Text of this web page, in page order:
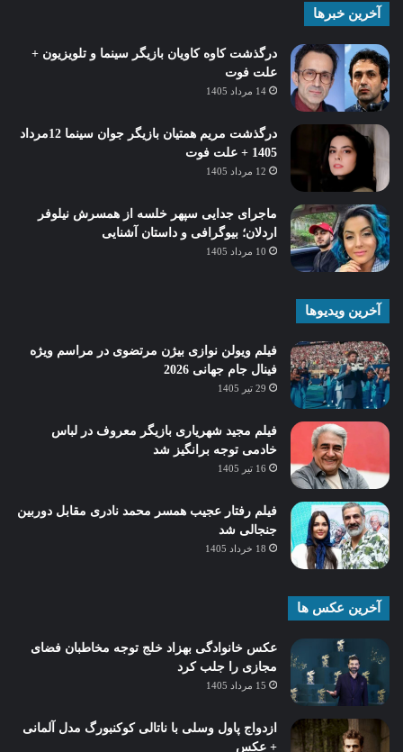
آخرین خبرها
درگذشت کاوه کاویان بازیگر سینما و تلویزیون +
علت فوت
14 مرداد 1405
درگذشت مریم همتیان بازیگر جوان سینما 12مرداد
1405 + علت فوت
12 مرداد 1405
ماجرای جدایی سپهر خلسه از همسرش نیلوفر
اردلان؛ بیوگرافی و داستان آشنایی
10 مرداد 1405
آخرین ویدیوها
فیلم ویولن نوازی بیژن مرتضوی در مراسم ویژه
فینال جام جهانی 2026
29 تیر 1405
فیلم مجید شهریاری بازیگر معروف در لباس
خادمی توجه برانگیز شد
16 تیر 1405
فیلم رفتار عجیب همسر محمد نادری مقابل دوربین
جنجالی شد
18 خرداد 1405
آخرین عکس ها
عکس خانوادگی بهزاد خلج توجه مخاطبان فضای
مجازی را جلب کرد
15 مرداد 1405
ازدواج پاول وسلی با ناتالی کوکنبورگ مدل آلمانی
+ عکس